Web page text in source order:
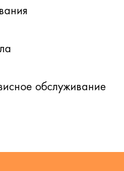
обслуживание